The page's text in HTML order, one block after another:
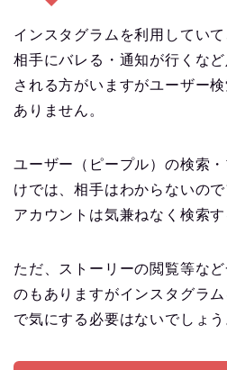
インスタグラムを利用してい
相手にバレる・通知が行くな
される方がいますがユーザー
ありません。
ユーザー（ピープル）の検索
けでは、相手はわからないの
アカウントは気兼ねなく検索す
ただ、ストーリーの閲覧等な
のもありますがインスタグラ
で気にする必要はないでしょう